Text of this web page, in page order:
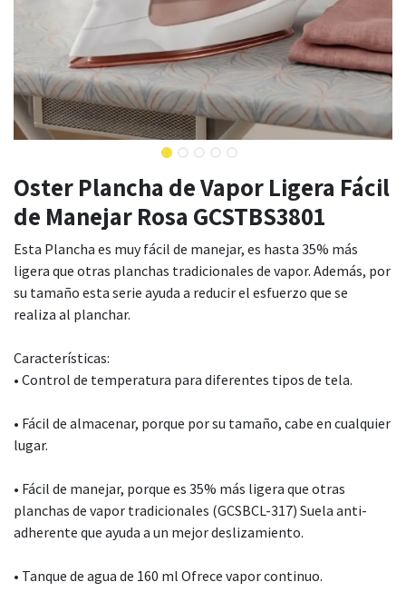
Oster Plancha de Vapor Ligera Fácil
de Manejar Rosa GCSTBS3801
Esta Plancha es muy fácil de manejar, es hasta 35% más
ligera que otras planchas tradicionales de vapor. Además, por
su tamaño esta serie ayuda a reducir el esfuerzo que se
realiza al planchar.
Características:
• Control de temperatura para diferentes tipos de tela.
• Fácil de almacenar, porque por su tamaño, cabe en cualquier
lugar.
• Fácil de manejar, porque es 35% más ligera que otras
planchas de vapor tradicionales (GCSBCL-317) Suela anti-
adherente que ayuda a un mejor deslizamiento.
• Tanque de agua de 160 ml Ofrece vapor continuo.